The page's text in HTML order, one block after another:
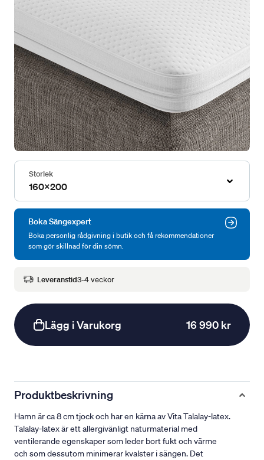
Storlek
160x200
Boka Sängexpert
Boka personlig rådgivning i butik och få rekommendationer
som gör skillnad för din sömn.
Leveranstid3-4 veckor
Lägg i Varukorg 16 990 kr
Produktbeskrivning
Hamn är ca 8 cm tjock och har en kärna av Vita Talalay-latex.
Talalay-latex är ett allergivänligt naturmaterial med
ventilerande egenskaper som leder bort fukt och värme
och som dessutom minimerar kvalster i sängen. Det